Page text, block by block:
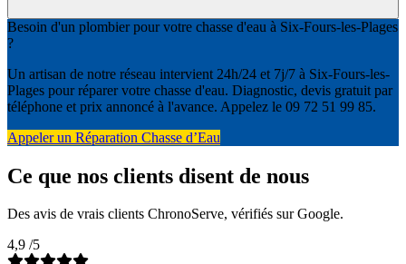
Besoin d'un plombier pour votre chasse d'eau à Six-Fours-les-Plages
?
Un artisan de notre réseau intervient 24h/24 et 7j/7 à Six-Fours-les-
Plages pour réparer votre chasse d'eau. Diagnostic, devis gratuit par
téléphone et prix annoncé à l'avance. Appelez le 09 72 51 99 85.
Appeler un Réparation Chasse d’Eau
Ce que nos clients disent de nous
Des avis de vrais clients ChronoServe, vérifiés sur Google.
4,9 /5